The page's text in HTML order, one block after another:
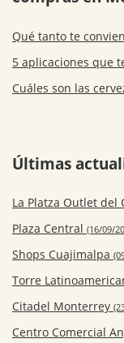
Qué tanto te
5 aplicaciones que
Cuáles son las
Últimas
La Platza Outlet del
Plaza Central (16/09/
Shops Cuajimalpa
Torre
Citadel Monterrey
Centro Comercial